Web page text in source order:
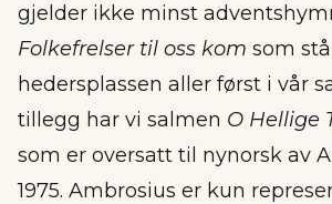
gjelder ikke minst
Folkefrelser til oss kom som
hedersplassen aller først i vår
tillegg har vi salmen O Hellige
som er oversatt til nynorsk av
1975. Ambrosius er kun